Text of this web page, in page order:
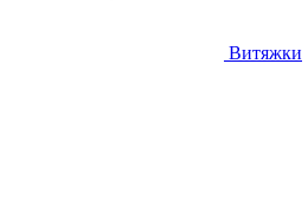
Витяжки